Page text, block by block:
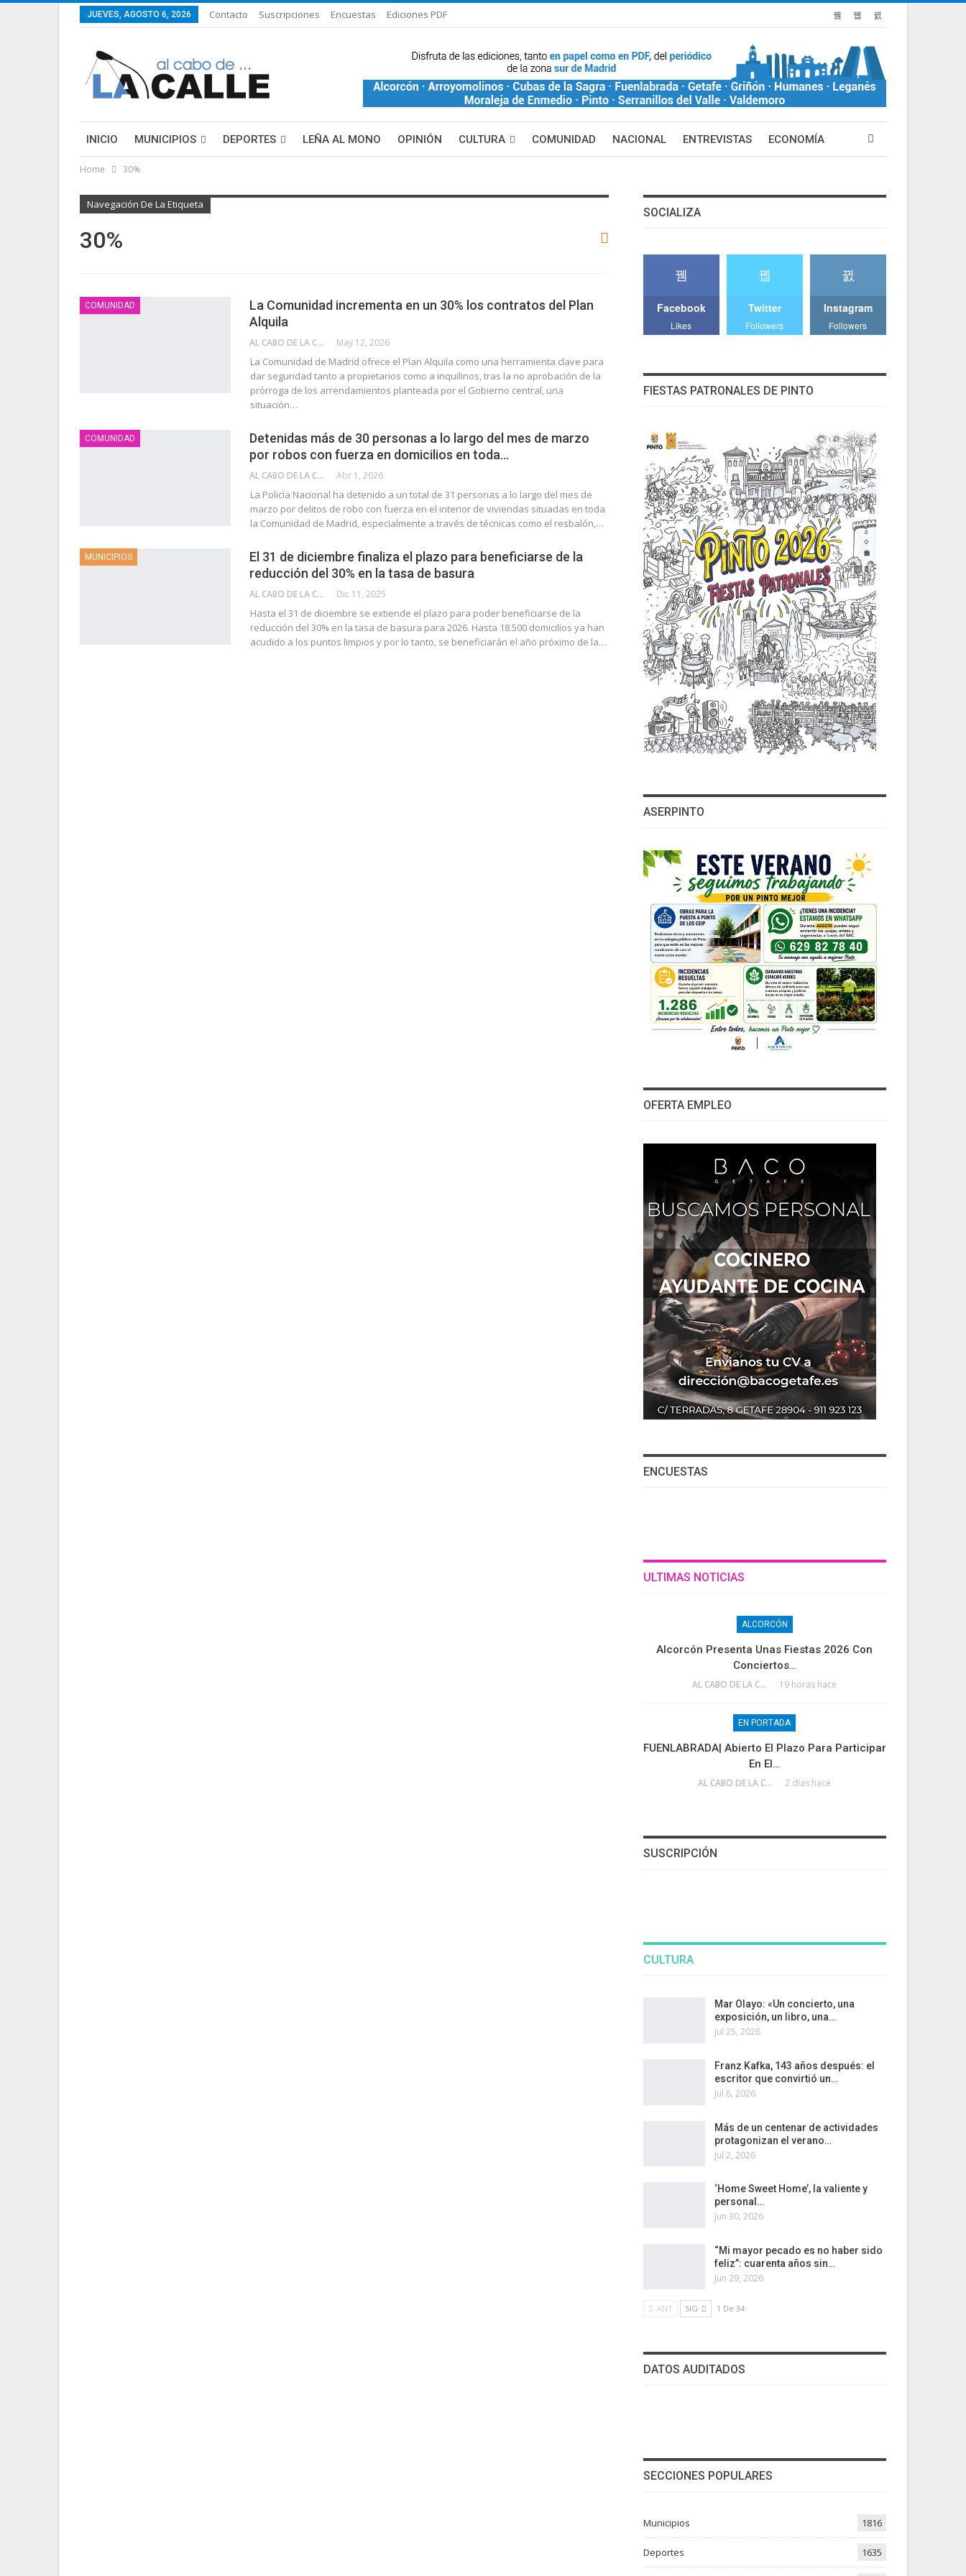
JUEVES, AGOSTO 6, 2026 Contacto Suscripciones Encuestas Ediciones PDF
INICIO MUNICIPIOS DEPORTES LEÑA AL MONO OPINIÓN CULTURA COMUNIDAD NACIONAL ENTREVISTAS ECONOMÍA
LIFESTYLE
Home 30%
Navegación De La Etiqueta
30%
COMUNIDAD
La Comunidad incrementa en un 30% los contratos del Plan
Alquila
AL CABO DE LA CALLE May 12, 2026
La Comunidad de Madrid ofrece el Plan Alquila como una herramienta clave para
dar seguridad tanto a propietarios como a inquilinos, tras la no aprobación de la
prórroga de los arrendamientos planteada por el Gobierno central, una
situación…
COMUNIDAD
Detenidas más de 30 personas a lo largo del mes de marzo
por robos con fuerza en domicilios en toda…
AL CABO DE LA CALLE Abr 1, 2026
La Policía Nacional ha detenido a un total de 31 personas a lo largo del mes de
marzo por delitos de robo con fuerza en el interior de viviendas situadas en toda
la Comunidad de Madrid, especialmente a través de técnicas como el resbalón,…
MUNICIPIOS
El 31 de diciembre finaliza el plazo para beneficiarse de la
reducción del 30% en la tasa de basura
AL CABO DE LA CALLE Dic 11, 2025
Hasta el 31 de diciembre se extiende el plazo para poder beneficiarse de la
reducción del 30% en la tasa de basura para 2026. Hasta 18.500 domicilios ya han
acudido a los puntos limpios y por lo tanto, se beneficiarán el año próximo de la…
SOCIALIZA
Facebook
Likes
Twitter
Followers
Instagram
Followers
FIESTAS PATRONALES DE PINTO
ASERPINTO
OFERTA EMPLEO
ENCUESTAS
ULTIMAS NOTICIAS
ALCORCÓN
Alcorcón Presenta Unas Fiestas 2026 Con
Conciertos…
AL CABO DE LA CALLE 19 horas hace
EN PORTADA
FUENLABRADA| Abierto El Plazo Para Participar
En El…
AL CABO DE LA CALLE 2 días hace
SUSCRIPCIÓN
CULTURA
Mar Olayo: «Un concierto, una
exposición, un libro, una…
Jul 25, 2026
Franz Kafka, 143 años después: el
escritor que convirtió un…
Jul 6, 2026
Más de un centenar de actividades
protagonizan el verano…
Jul 2, 2026
‘Home Sweet Home’, la valiente y
personal…
Jun 30, 2026
“Mi mayor pecado es no haber sido
feliz”: cuarenta años sin…
Jun 29, 2026
ANT SIG 1 De 34
DATOS AUDITADOS
SECCIONES POPULARES
Municipios 1816
Deportes 1635